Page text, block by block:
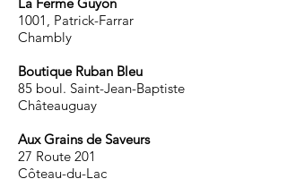
La Ferme Guyon
1001, Patrick-Farrar
Chambly
Boutique Ruban Bleu
85 boul. Saint-Jean-Baptiste
Châteauguay
Aux Grains de Saveurs
27 Route 201
Côteau-du-Lac